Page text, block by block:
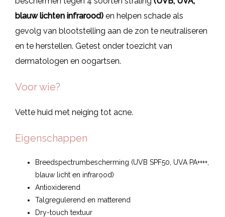
blauw lichten infrarood) en helpen schade als
gevolg van blootstelling aan de zon te neutraliseren
en te herstellen. Getest onder toezicht van
dermatologen en oogartsen.
Voor wie?
Vette huid met neiging tot acne.
Eigenschappen
Breedspectrumbescherming (UVB SPF50, UVA PA++++,
blauw licht en infrarood)
Antioxiderend
Talgregulerend en matterend
Dry-touch textuur